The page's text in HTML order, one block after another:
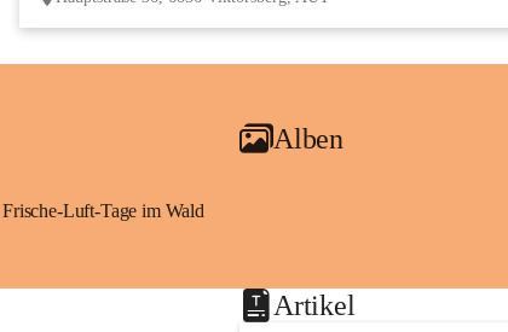
Alben
Frische-Luft-Tage im Wald
Artikel